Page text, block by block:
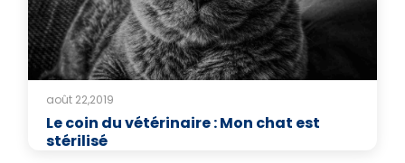
août 22,2019
Le coin du vétérinaire : Mon chat est
stérilisé